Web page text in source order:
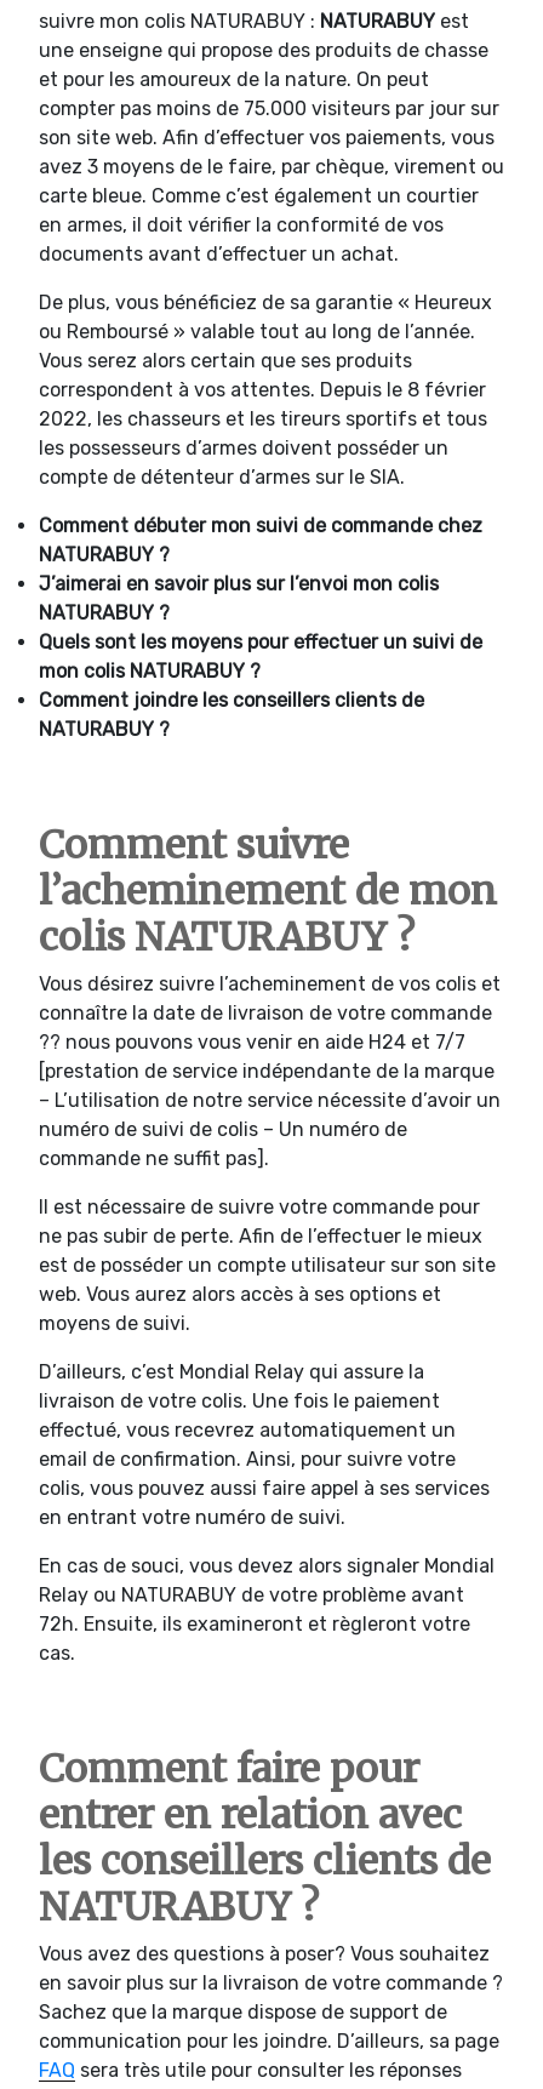
suivre mon colis NATURABUY : NATURABUY est
une enseigne qui propose des produits de chasse
et pour les amoureux de la nature. On peut
compter pas moins de 75.000 visiteurs par jour sur
son site web. Afin d’effectuer vos paiements, vous
avez 3 moyens de le faire, par chèque, virement ou
carte bleue. Comme c’est également un courtier
en armes, il doit vérifier la conformité de vos
documents avant d’effectuer un achat.
De plus, vous bénéficiez de sa garantie « Heureux
ou Remboursé » valable tout au long de l’année.
Vous serez alors certain que ses produits
correspondent à vos attentes. Depuis le 8 février
2022, les chasseurs et les tireurs sportifs et tous
les possesseurs d’armes doivent posséder un
compte de détenteur d’armes sur le SIA.
Comment débuter mon suivi de commande chez
NATURABUY ?
J’aimerai en savoir plus sur l’envoi mon colis
NATURABUY ?
Quels sont les moyens pour effectuer un suivi de
mon colis NATURABUY ?
Comment joindre les conseillers clients de
NATURABUY ?
Comment suivre
l’acheminement de mon
colis NATURABUY ?
Vous désirez suivre l’acheminement de vos colis et
connaître la date de livraison de votre commande
?? nous pouvons vous venir en aide H24 et 7/7
[prestation de service indépendante de la marque
– L’utilisation de notre service nécessite d’avoir un
numéro de suivi de colis – Un numéro de
commande ne suffit pas].
Il est nécessaire de suivre votre commande pour
ne pas subir de perte. Afin de l’effectuer le mieux
est de posséder un compte utilisateur sur son site
web. Vous aurez alors accès à ses options et
moyens de suivi.
D’ailleurs, c’est Mondial Relay qui assure la
livraison de votre colis. Une fois le paiement
effectué, vous recevrez automatiquement un
email de confirmation. Ainsi, pour suivre votre
colis, vous pouvez aussi faire appel à ses services
en entrant votre numéro de suivi.
En cas de souci, vous devez alors signaler Mondial
Relay ou NATURABUY de votre problème avant
72h. Ensuite, ils examineront et règleront votre
cas.
Comment faire pour
entrer en relation avec
les conseillers clients de
NATURABUY ?
Vous avez des questions à poser? Vous souhaitez
en savoir plus sur la livraison de votre commande ?
Sachez que la marque dispose de support de
communication pour les joindre. D’ailleurs, sa page
FAQ sera très utile pour consulter les réponses